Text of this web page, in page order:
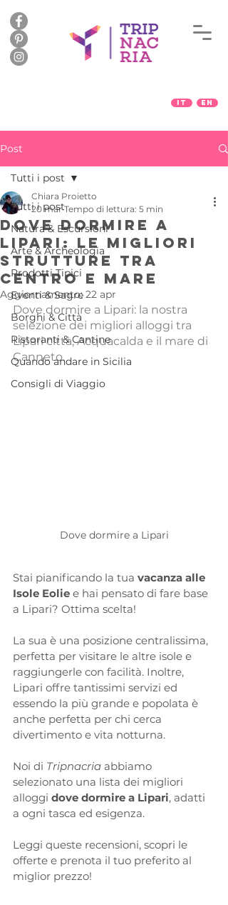
Post
Tutti i post
Natura & Escursioni
Arte & Archeologia
Prodotti Tipici
Eventi & Sagre
Borghi & Città
Ristoranti & Cantine
Quando andare in Sicilia
Consigli di Viaggio
Tutti i post
Dove dormire a
Lipari: le migliori
strutture tra
centro e mare
Chiara Proietto
20 mar Tempo di lettura: 5 min
Aggiornamento:22 apr
Dove dormire a Lipari: la nostra
selezione dei migliori alloggi tra
Lipari città, Acquacalda e il mare di
Canneto.
Dove dormire a Lipari
Stai pianificando la tua vacanza alle
Isole Eolie e hai pensato di fare base
a Lipari? Ottima scelta!
La sua è una posizione centralissima,
perfetta per visitare le altre isole e
raggiungerle con facilità. Inoltre,
Lipari offre tantissimi servizi ed
essendo la più grande e popolata è
anche perfetta per chi cerca
divertimento e vita notturna.
Noi di Tripnacria abbiamo
selezionato una lista dei migliori
alloggi dove dormire a Lipari, adatti
a ogni tasca ed esigenza.
Leggi queste recensioni, scopri le
offerte e prenota il tuo preferito al
miglior prezzo!
IT EN